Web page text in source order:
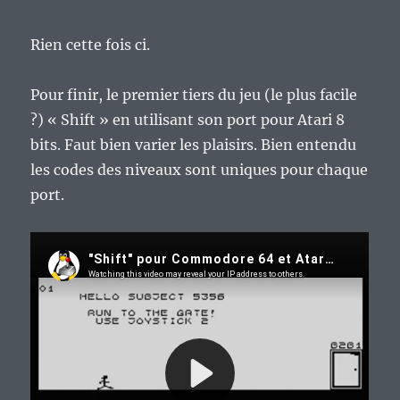
Rien cette fois ci.
Pour finir, le premier tiers du jeu (le plus facile
?) « Shift » en utilisant son port pour Atari 8
bits. Faut bien varier les plaisirs. Bien entendu
les codes des niveaux sont uniques pour chaque
port.